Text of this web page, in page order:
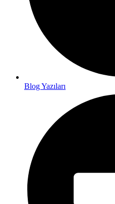
Blog Yazıları